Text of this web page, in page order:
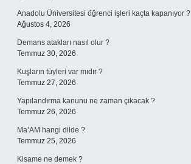
Anadolu Üniversitesi öğrenci işleri kaçta kapanıyor ?
Ağustos 4, 2026
Demans atakları nasıl olur ?
Temmuz 30, 2026
Kuşların tüyleri var mıdır ?
Temmuz 27, 2026
Yapılandırma kanunu ne zaman çıkacak ?
Temmuz 26, 2026
Ma’AM hangi dilde ?
Temmuz 25, 2026
Kisame ne demek ?